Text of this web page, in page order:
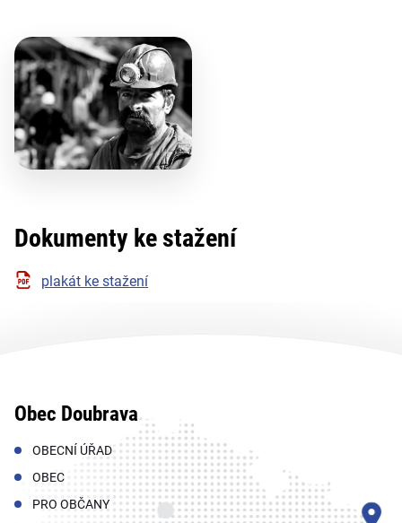
Dokumenty ke stažení
plakát ke stažení
Obec Doubrava
OBECNÍ ÚŘAD
OBEC
PRO OBČANY